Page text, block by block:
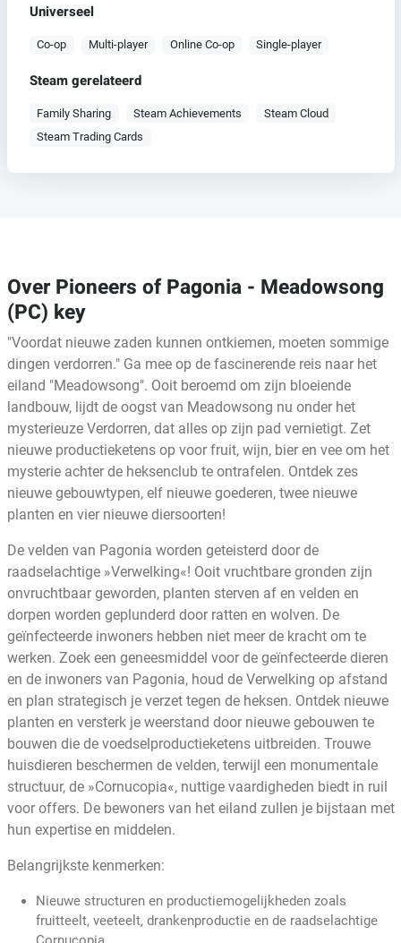
Universeel
Co-op Multi-player Online Co-op Single-player
Steam gerelateerd
Family Sharing Steam Achievements
Steam Cloud
Steam Trading Cards
Over Pioneers of Pagonia - Meadowsong
(PC) key
"Voordat nieuwe zaden kunnen ontkiemen, moeten sommige
dingen verdorren." Ga mee op de fascinerende reis naar het
eiland "Meadowsong". Ooit beroemd om zijn bloeiende
landbouw, lijdt de oogst van Meadowsong nu onder het
mysterieuze Verdorren, dat alles op zijn pad vernietigt. Zet
nieuwe productieketens op voor fruit, wijn, bier en vee om het
mysterie achter de heksenclub te ontrafelen. Ontdek zes
nieuwe gebouwtypen, elf nieuwe goederen, twee nieuwe
planten en vier nieuwe diersoorten!
De velden van Pagonia worden geteisterd door de
raadselachtige »Verwelking«! Ooit vruchtbare gronden zijn
onvruchtbaar geworden, planten sterven af en velden en
dorpen worden geplunderd door ratten en wolven. De
geïnfecteerde inwoners hebben niet meer de kracht om te
werken. Zoek een geneesmiddel voor de geïnfecteerde dieren
en de inwoners van Pagonia, houd de Verwelking op afstand
en plan strategisch je verzet tegen de heksen. Ontdek nieuwe
planten en versterk je weerstand door nieuwe gebouwen te
bouwen die de voedselproductieketens uitbreiden. Trouwe
huisdieren beschermen de velden, terwijl een monumentale
structuur, de »Cornucopia«, nuttige vaardigheden biedt in ruil
voor offers. De bewoners van het eiland zullen je bijstaan met
hun expertise en middelen.
Belangrijkste kenmerken:
Nieuwe structuren en productiemogelijkheden zoals
fruitteelt, veeteelt, drankenproductie en de raadselachtige